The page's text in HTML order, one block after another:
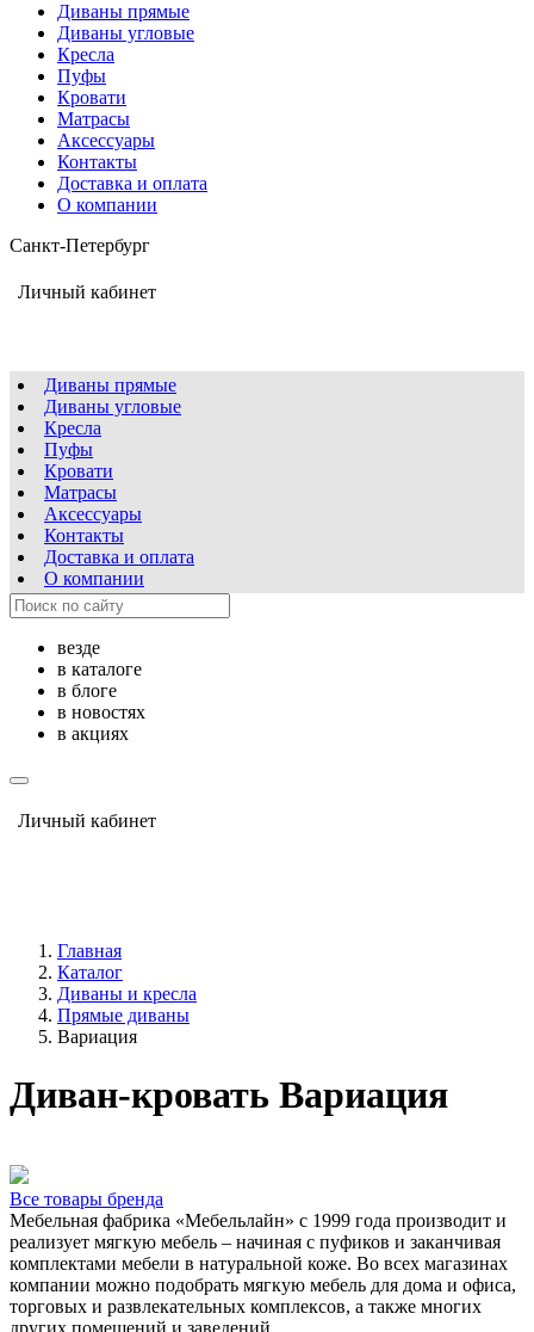
Диваны прямые
Диваны угловые
Кресла
Пуфы
Кровати
Матрасы
Аксессуары
Контакты
Доставка и оплата
О компании
Санкт-Петербург
Личный кабинет
Диваны прямые
Диваны угловые
Кресла
Пуфы
Кровати
Матрасы
Аксессуары
Контакты
Доставка и оплата
О компании
везде
в каталоге
в блоге
в новостях
в акциях
Личный кабинет
Главная
Каталог
Диваны и кресла
Прямые диваны
Вариация
Диван-кровать Вариация
Все товары бренда
Мебельная фабрика «Мебельлайн» с 1999 года производит и
реализует мягкую мебель – начиная с пуфиков и заканчивая
комплектами мебели в натуральной коже. Во всех магазинах
компании можно подобрать мягкую мебель для дома и офиса,
торговых и развлекательных комплексов, а также многих
других помещений и заведений.